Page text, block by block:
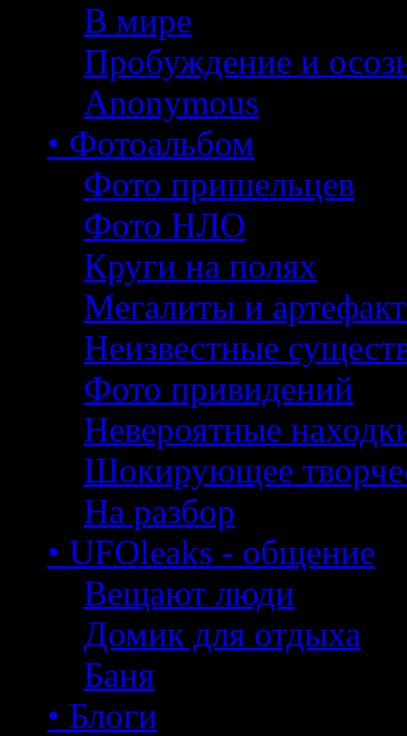
В мире
Пробуждение и
Anonymous
• Фотоальбом
Фото пришельцев
Фото НЛО
Круги на полях
Мегалиты и
Неизвестные
Фото привидений
Невероятные
Шокирующее
На разбор
• UFOleaks - общение
Вещают люди
Домик для отдыха
Баня
• Блоги